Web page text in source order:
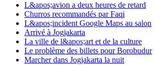
L&apos;avion a deux heures de retard
Churros recommandés par Faqi
L&apos;incident Google Maps au salon
Arrivé à Jogjakarta
La ville de l&apos;art et de la culture
Le problème des billets pour Borobudur
Marcher dans Jogjakarta la nuit